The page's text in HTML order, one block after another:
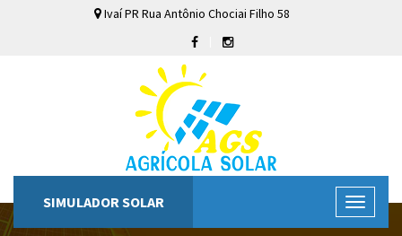
IvaíPR Rua Antônio Chociai Filho 58
SIMULADOR SOLAR